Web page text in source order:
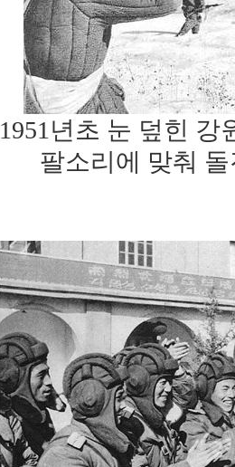
1951년초 눈 덮힌
팔소리에 맞춰